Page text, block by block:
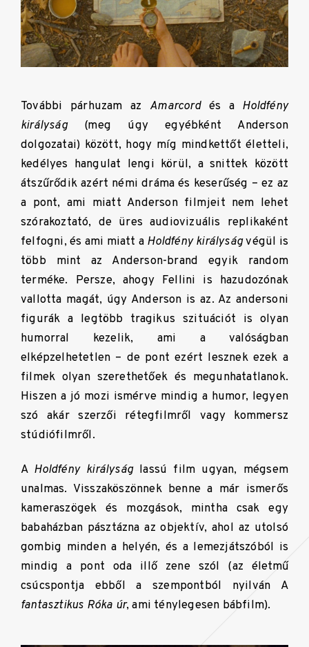
További párhuzam az Amarcordés a Holdfény
királyság(meg úgy egyébként Anderson
dolgozatai) között, hogy míg mindkettőt életteli,
kedélyes hangulat lengi körül, a snittek között
átszűrődik azért némi dráma és keserűség – ez az
a pont, ami miatt Anderson filmjeit nem lehet
szórakoztató, de üres audiovizuális replikaként
felfogni, és ami miatt a Holdfény királyságvégül is
több mint az Anderson-brand egyik random
terméke. Persze, ahogy Fellini is hazudozónak
vallotta magát, úgy Anderson is az. Az andersoni
figurák a legtöbb tragikus szituációt is olyan
humorral kezelik, ami a valóságban
elképzelhetetlen – de pont ezért lesznek ezek a
filmek olyan szerethetőek és megunhatatlanok.
Hiszen a jó mozi ismérve mindig a humor, legyen
szó akár szerzői rétegfilmről vagy kommersz
stúdiófilmről.
A Holdfény királyságlassú film ugyan, mégsem
unalmas. Visszaköszönnek benne a már ismerős
kameraszögek és mozgások, mintha csak egy
babaházban pásztázna az objektív, ahol az utolsó
gombig minden a helyén, és a lemezjátszóból is
mindig a pont oda illő zene szól (az életmű
csúcspontja ebből a szempontból nyilván A
fantasztikus Róka úr, ami ténylegesen bábfilm).